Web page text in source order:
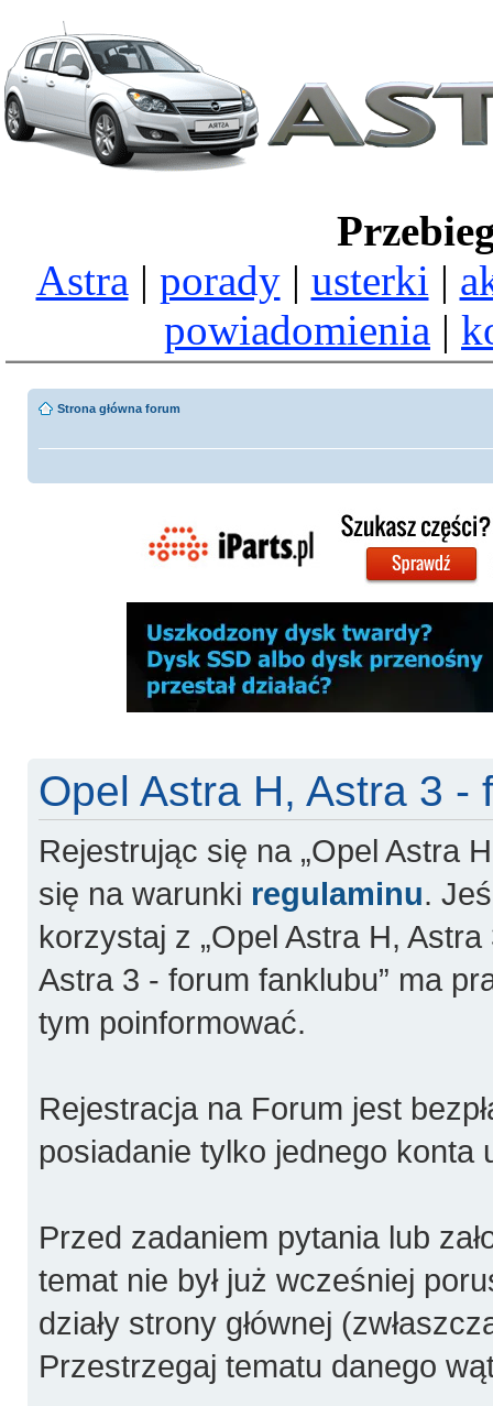
Astra | porady| usterki |
powiadomienia |
Strona główna forum
Opel Astra H, Astra 3 -
Rejestrując się na „Opel Astra
się na warunki regulaminu.
korzystaj z „Opel Astra H,
Astra 3 - forum fanklubu” ma
tym poinformować.
Rejestracja na Forum jest
posiadanie tylko jednego konta
Przed zadaniem pytania lub
temat nie był już wcześniej
działy strony głównej
Przestrzegaj tematu danego